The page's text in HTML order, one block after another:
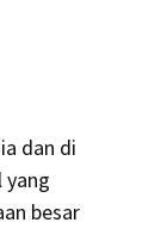
dan di
yang
besar